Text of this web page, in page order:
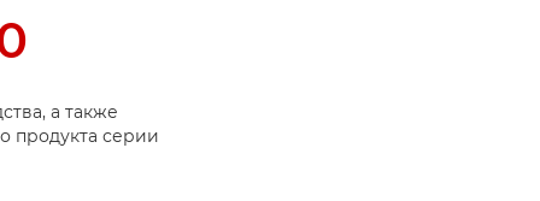
а также
продукта серии